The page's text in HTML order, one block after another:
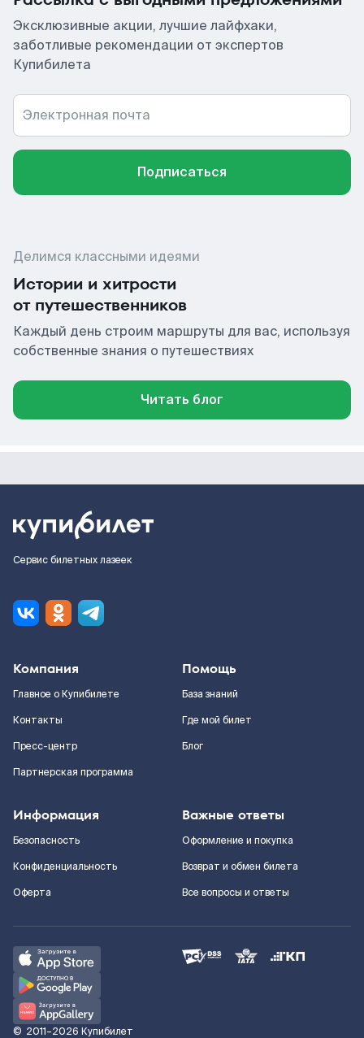
Эксклюзивные акции, лучшие лайфхаки,
заботливые рекомендации от экспертов
Купибилета
Электронная почта
Подписаться
Делимся классными идеями
Истории и хитрости
от путешественников
Каждый день строим маршруты для вас, используя
собственные знания о путешествиях
Читать блог
Сервис билетных лазеек
Компания
Главное о Купибилете
Контакты
Пресс-центр
Партнерская программа
Помощь
База знаний
Где мой билет
Блог
Информация
Безопасность
Конфиденциальность
Оферта
Важные ответы
Оформление и покупка
Возврат и обмен билета
Все вопросы и ответы
© 2011–2026 Купибилет